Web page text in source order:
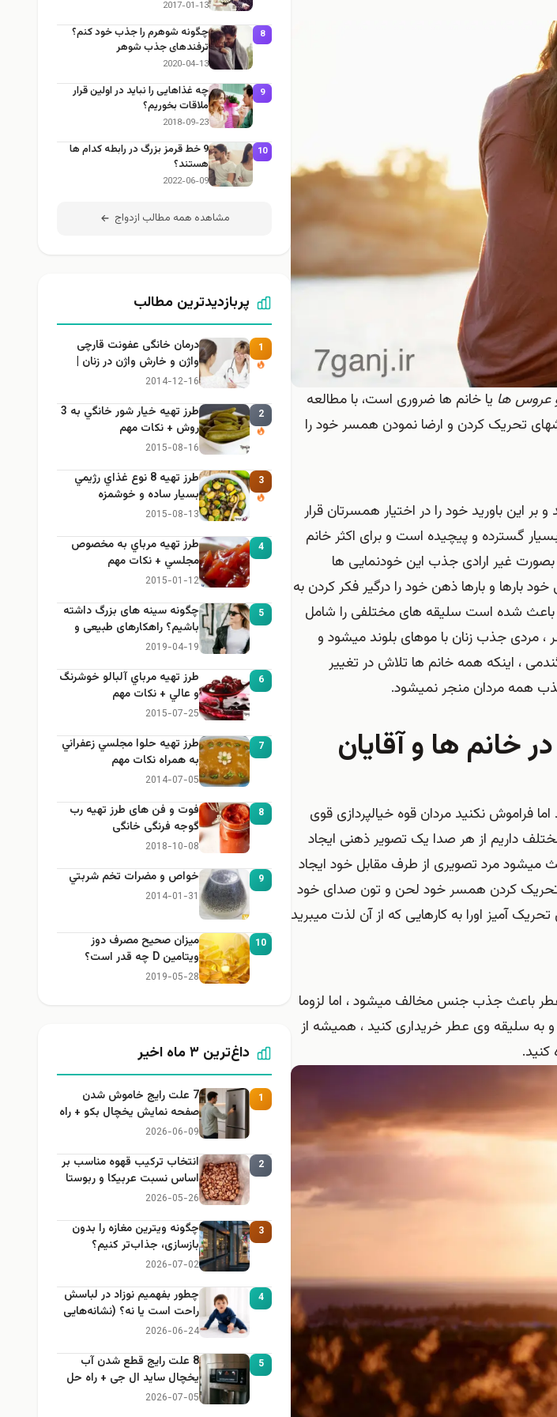
عروس ها یا خانم ها ضروری است، با مطالعه
تحریک کردن و ارضا نمودن همسر خود را
این باورید خود را در اختیار همسرتان قرار
گسترده و پیچیده است و برای اکثر خانم
بصورت غیر ارادی جذب این خودنمایی ها
بارها و بارها ذهن خود را درگیر فکر کردن به
باعث شده است سلیقه های مختلفی را شامل
مردی جذب زنان با موهای بلوند میشود و
، اینکه همه خانم ها تلاش در تغییر
همه مردان منجر نمیشود.
ها و آقایان
فراموش نکنید مردان قوه خیالپردازی قوی
داریم از هر صدا یک تصویر ذهنی ایجاد
میشود مرد تصویری از طرف مقابل خود ایجاد
تحریک کردن همسر خود لحن و تون صدای خود
آمیز اورا به کارهایی که از آن لذت میبرید
باعث جذب جنس مخالف میشود ، اما لزوما
سلیقه وی عطر خریداری کنید ، همیشه از
2017-01-13
8
چگونه شوهرم را جذب خود کنم؟
ترفندهای جذب شوهر
2020-04-13
9
چه غذاهایی را نباید در اولین قرار
ملاقات بخوریم؟
2018-09-23
10
9 خط قرمز بزرگ در رابطه کدام ها
هستند؟
2022-06-09
مشاهده همه مطالب ازدواج
پربازدیدترین مطالب
1
درمان خانگی عفونت قارچی
واژن و خارش واژن در زنان |
راهنمای کامل، ایمن و کاربردی
2014-12-16
2
طرز تهيه خیار شور خانگي به 3
روش + نكات مهم
2015-08-16
3
طرز تهيه 8 نوع غذاي رژيمي
بسيار ساده و خوشمزه
2015-08-13
4
طرز تهيه مرباي به مخصوص
مجلسي + نكات مهم
2015-01-12
5
چگونه سینه های بزرگ داشته
باشیم؟ راهکارهای طبیعی و
خانگی برای بزرگ کردن سینه
2019-04-19
6
طرز تهيه مرباي آلبالو خوشرنگ
و عالي + نكات مهم
2015-07-25
7
طرز تهيه حلوا مجلسي زعفراني
به همراه نكات مهم
2014-07-05
8
فوت و فن های طرز تهیه رب
گوجه فرنگی خانگی
2018-10-08
9 خواص و مضرات تخم شربتي
2014-01-31
10
میزان صحیح مصرف دوز
ویتامین D چه قدر است؟
2019-05-28
داغ‌ترین ۳ ماه اخیر
1
7 علت رایج خاموش شدن
صفحه نمایش یخچال بکو + راه
حل
2026-06-09
2
انتخاب ترکیب قهوه مناسب بر
اساس نسبت عربیکا و ربوستا
2026-05-26
3
چگونه ویترین مغازه را بدون
بازسازی، جذاب‌تر کنیم؟
2026-07-02
4
چطور بفهمیم نوزاد در لباسش
راحت است یا نه؟ (نشانه‌هایی
که هر مادر باید بداند)
2026-06-24
5
8 علت رایج قطع شدن آب
یخچال ساید ال جی + راه حل
2026-07-05